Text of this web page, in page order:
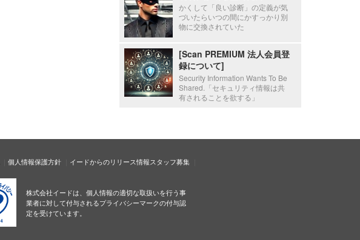
かくして「良い診断」の定義が気
づいたらいつの間にかすっかり別
物に交換されていた
[Scan PREMIUM 法人会員登
録について]
Security Information Wants To Be
Shared.「セキュリティ情報は共
有されることを欲する」
個人情報保護方針 イードからのリリース情報スタッフ募集
株式会社イードは、個人情報の適切な取扱いを行う事
業者に対して付与されるプライバシーマークの付与認
定を受けています。